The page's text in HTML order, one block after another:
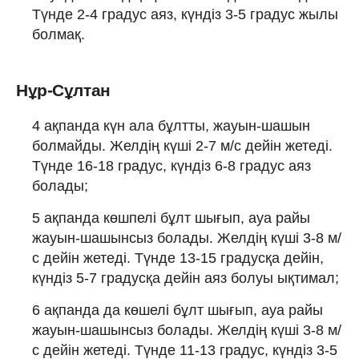
Түнде 2-4 градус аяз, күндіз 3-5 градус жылы
болмақ.
Нұр-Сұлтан
4 ақпанда күн ала бұлтты, жауын-шашын
болмайды. Желдің күші 2-7 м/с дейін жетеді.
Түнде 16-18 градус, күндіз 6-8 градус аяз
болады;
5 ақпанда көшпелі бұлт шығып, ауа райы
жауын-шашынсыз болады. Желдің күші 3-8 м/
с дейін жетеді. Түнде 13-15 градусқа дейін,
күндіз 5-7 градусқа дейін аяз болуы ықтимал;
6 ақпанда да көшелі бұлт шығып, ауа райы
жауын-шашынсыз болады. Желдің күші 3-8 м/
с дейін жетеді. Түнде 11-13 градус, күндіз 3-5